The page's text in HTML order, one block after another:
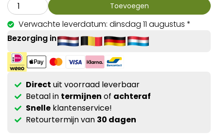
Toevoegen
Verwachte leverdatum: dinsdag 11 augustus *
Bezorging in
Direct uit voorraad leverbaar
Betaal in termijnen of achteraf
Snelleklantenservice!
Retourtermijn van 30 dagen